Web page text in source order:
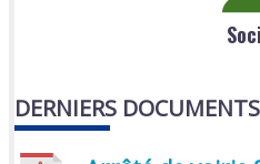
DERNIERS DOCUMENTS